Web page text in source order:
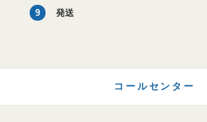
9 発送
コールセンター